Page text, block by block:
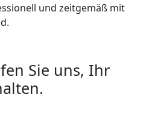
und zeitgemäß mit
Sie uns, Ihr